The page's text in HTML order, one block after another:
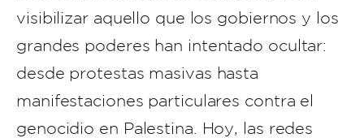
visibilizar aquello que los gobiernos y los
grandes poderes han intentado ocultar:
desde protestas masivas hasta
manifestaciones particulares contra el
genocidio en Palestina. Hoy, las redes